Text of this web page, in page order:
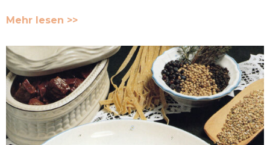
Mehr lesen >>